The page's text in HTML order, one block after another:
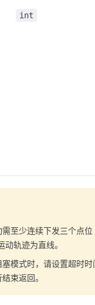
int
需至少连续下发三个点
动轨迹为直线。
模式时，请设置超时
束返回。